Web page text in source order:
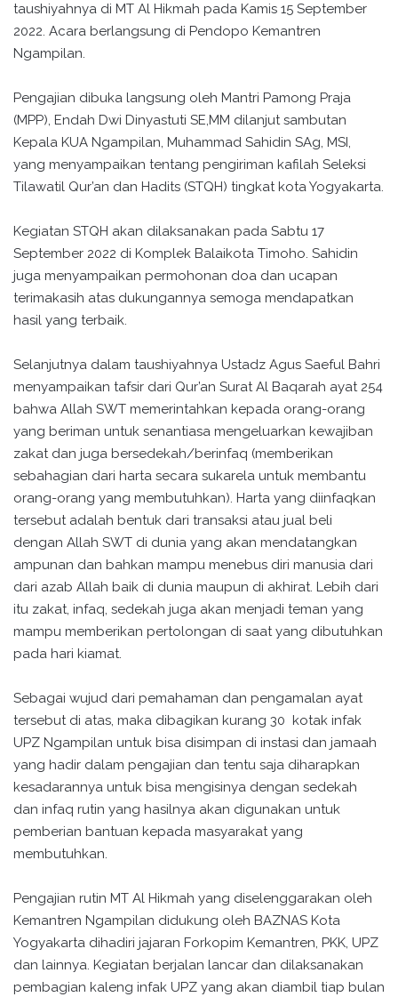
taushiyahnya di MT Al Hikmah pada Kamis 15 September
2022. Acara berlangsung di Pendopo Kemantren
Ngampilan.
Pengajian dibuka langsung oleh Mantri Pamong Praja
(MPP), Endah Dwi Dinyastuti SE,MM dilanjut sambutan
Kepala KUA Ngampilan, Muhammad Sahidin SAg, MSI,
yang menyampaikan tentang pengiriman kafilah Seleksi
Tilawatil Qur’an dan Hadits (STQH) tingkat kota Yogyakarta.
Kegiatan STQH akan dilaksanakan pada Sabtu 17
September 2022 di Komplek Balaikota Timoho. Sahidin
juga menyampaikan permohonan doa dan ucapan
terimakasih atas dukungannya semoga mendapatkan
hasil yang terbaik.
Selanjutnya dalam taushiyahnya Ustadz Agus Saeful Bahri
menyampaikan tafsir dari Qur’an Surat Al Baqarah ayat 254
bahwa Allah SWT memerintahkan kepada orang-orang
yang beriman untuk senantiasa mengeluarkan kewajiban
zakat dan juga bersedekah/berinfaq (memberikan
sebahagian dari harta secara sukarela untuk membantu
orang-orang yang membutuhkan). Harta yang diinfaqkan
tersebut adalah bentuk dari transaksi atau jual beli
dengan Allah SWT di dunia yang akan mendatangkan
ampunan dan bahkan mampu menebus diri manusia dari
dari azab Allah baik di dunia maupun di akhirat. Lebih dari
itu zakat, infaq, sedekah juga akan menjadi teman yang
mampu memberikan pertolongan di saat yang dibutuhkan
pada hari kiamat.
Sebagai wujud dari pemahaman dan pengamalan ayat
tersebut di atas, maka dibagikan kurang 30 kotak infak
UPZ Ngampilan untuk bisa disimpan di instasi dan jamaah
yang hadir dalam pengajian dan tentu saja diharapkan
kesadarannya untuk bisa mengisinya dengan sedekah
dan infaq rutin yang hasilnya akan digunakan untuk
pemberian bantuan kepada masyarakat yang
membutuhkan.
Pengajian rutin MT Al Hikmah yang diselenggarakan oleh
Kemantren Ngampilan didukung oleh BAZNAS Kota
Yogyakarta dihadiri jajaran Forkopim Kemantren, PKK, UPZ
dan lainnya. Kegiatan berjalan lancar dan dilaksanakan
pembagian kaleng infak UPZ yang akan diambil tiap bulan